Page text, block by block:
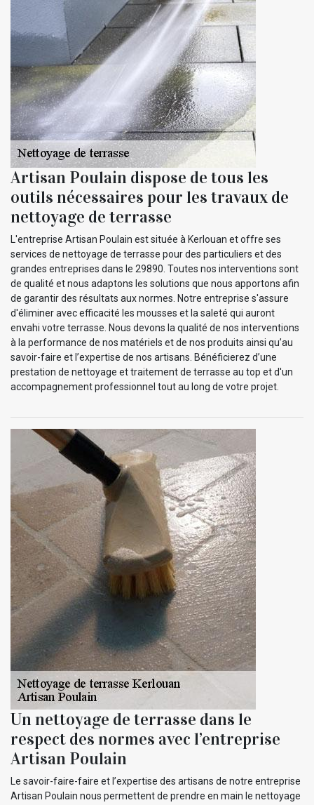
Artisan Poulain dispose de tous les
outils nécessaires pour les travaux de
nettoyage de terrasse
L'entreprise Artisan Poulain est située à Kerlouan et offre ses
services de nettoyage de terrasse pour des particuliers et des
grandes entreprises dans le 29890. Toutes nos interventions sont
de qualité et nous adaptons les solutions que nous apportons afin
de garantir des résultats aux normes. Notre entreprise s'assure
d'éliminer avec efficacité les mousses et la saleté qui auront
envahi votre terrasse. Nous devons la qualité de nos interventions
à la performance de nos matériels et de nos produits ainsi qu’au
savoir-faire et l’expertise de nos artisans. Bénéficierez d’une
prestation de nettoyage et traitement de terrasse au top et d'un
accompagnement professionnel tout au long de votre projet.
Un nettoyage de terrasse dans le
respect des normes avec l’entreprise
Artisan Poulain
Le savoir-faire-faire et l’expertise des artisans de notre entreprise
Artisan Poulain nous permettent de prendre en main le nettoyage